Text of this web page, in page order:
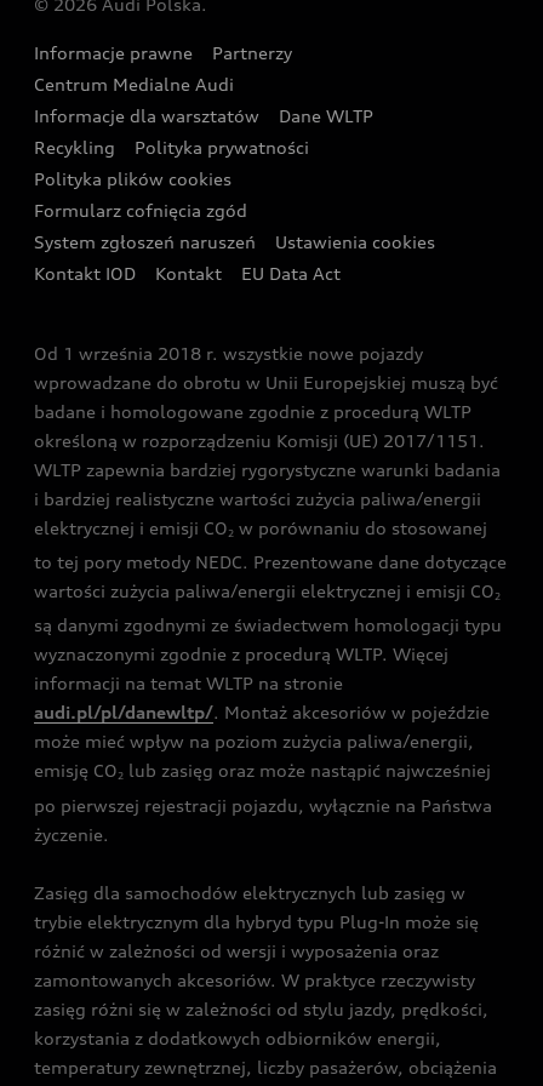
Wyszukaj najbliższego Partnera Audi
Oferta dla przedsiębiorców
Oferta dla klientów prywatnych
Kalkulator rat
Ubezpieczenie
Audi exclusive
Zasięg
Gwarancja
Akcje serwisowe Audi
Katalog online akcesoriów
Audi i Muzeum Sztuki Nowoczesnej w Warszawie
Audi driving experience
Audi quattro Cup
Audi i Puchar Świata w Skokach Narciarskich w
Zakopanem
© 2026 Audi Polska.
Informacje prawne
Partnerzy
Centrum Medialne Audi
Informacje dla warsztatów
Dane WLTP
Recykling
Polityka prywatności
Polityka plików cookies
Formularz cofnięcia zgód
System zgłoszeń naruszeń
Ustawienia cookies
Kontakt IOD
Kontakt EU Data Act
Od 1 września 2018 r. wszystkie nowe pojazdy
wprowadzane do obrotu w Unii Europejskiej muszą być
badane i homologowane zgodnie z procedurą WLTP
określoną w rozporządzeniu Komisji (UE) 2017/1151.
WLTP zapewnia bardziej rygorystyczne warunki badania
i bardziej realistyczne wartości zużycia paliwa/energii
elektrycznej i emisji CO2 w porównaniu do stosowanej
to tej pory metody NEDC. Prezentowane dane dotyczące
wartości zużycia paliwa/energii elektrycznej i emisji CO2
są danymi zgodnymi ze świadectwem homologacji typu
wyznaczonymi zgodnie z procedurą WLTP. Więcej
informacji na temat WLTP na stronie
audi.pl/pl/danewltp/. Montaż akcesoriów w pojeździe
może mieć wpływ na poziom zużycia paliwa/energii,
emisję CO2 lub zasięg oraz może nastąpić najwcześniej
po pierwszej rejestracji pojazdu, wyłącznie na Państwa
życzenie.
Zasięg dla samochodów elektrycznych lub zasięg w
trybie elektrycznym dla hybryd typu Plug-In może się
różnić w zależności od wersji i wyposażenia oraz
zamontowanych akcesoriów. W praktyce rzeczywisty
zasięg różni się w zależności od stylu jazdy, prędkości,
korzystania z dodatkowych odbiorników energii,
temperatury zewnętrznej, liczby pasażerów, obciążenia